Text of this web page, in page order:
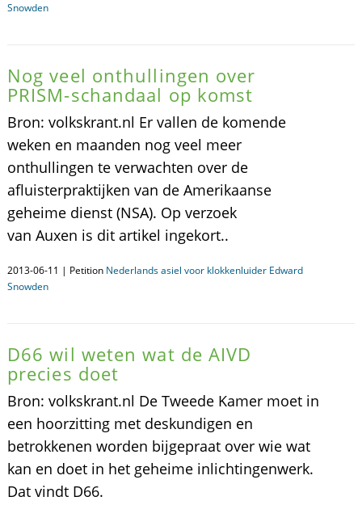
Snowden
Nog veel onthullingen over
PRISM-schandaal op komst
Bron: volkskrant.nl Er vallen de komende
weken en maanden nog veel meer
onthullingen te verwachten over de
afluisterpraktijken van de Amerikaanse
geheime dienst (NSA). Op verzoek
van Auxen is dit artikel ingekort..
2013-06-11 | Petition Nederlands asiel voor klokkenluider Edward
Snowden
D66 wil weten wat de AIVD
precies doet
Bron: volkskrant.nl De Tweede Kamer moet in
een hoorzitting met deskundigen en
betrokkenen worden bijgepraat over wie wat
kan en doet in het geheime inlichtingenwerk.
Dat vindt D66.